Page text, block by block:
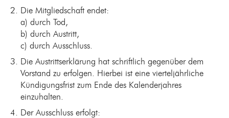
Die Mitgliedschaft endet:
a) durch Tod,
b) durch Austritt,
c) durch Ausschluss.
Die Austrittserklärung hat schriftlich gegenüber dem
Vorstand zu erfolgen. Hierbei ist eine vierteljährliche
Kündigungsfrist zum Ende des Kalenderjahres
einzuhalten.
Der Ausschluss erfolgt: